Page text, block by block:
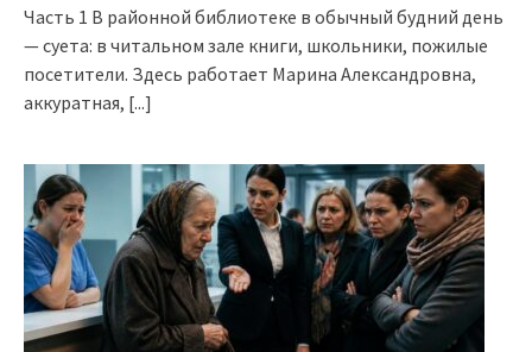
Часть 1 В районной библиотеке в обычный будний день
— суета: в читальном зале книги, школьники, пожилые
посетители. Здесь работает Марина Александровна,
аккуратная, [...]